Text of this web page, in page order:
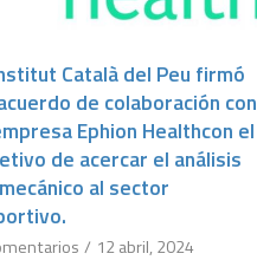
Català del Peu firmó
de colaboración con
Ephion Healthcon el
de acercar el análisis
al sector
/ 12 abril, 2024